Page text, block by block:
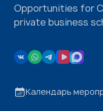
Opportunities for
private business
Календарь